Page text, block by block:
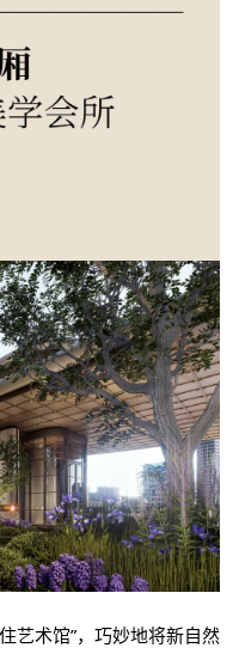
艺术馆”，巧妙地将新自然